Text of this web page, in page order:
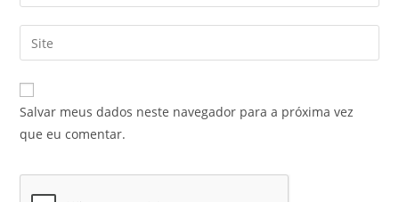
Salvar meus dados neste navegador para a próxima vez
que eu comentar.